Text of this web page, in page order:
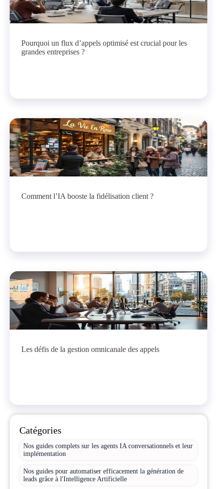
Pourquoi un flux d’appels optimisé est crucial pour les
grandes entreprises ?
Comment l’IA booste la fidélisation client ?
Les défis de la gestion omnicanale des appels
Catégories
Nos guides complets sur les agents IA conversationnels et leur
implémentation
Nos guides pour automatiser efficacement la génération de
leads grâce à l'Intelligence Artificielle